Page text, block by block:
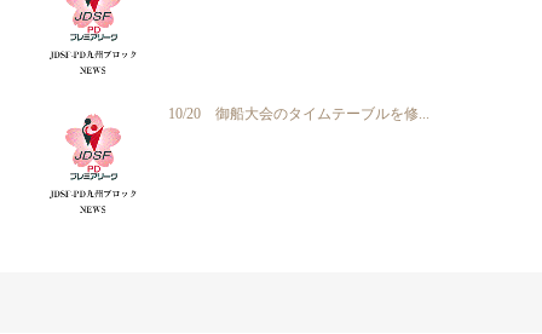
10/20 御船大会のタイムテーブルを修...